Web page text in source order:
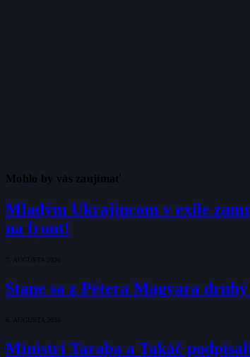
Mohlo by vás zaujímať
Mladým Ukrajincom v exile
na front!
7. AUGUSTA 2026
Stane sa z Pétera Magyara
6. AUGUSTA 2026
Ministri Taraba a Takáč